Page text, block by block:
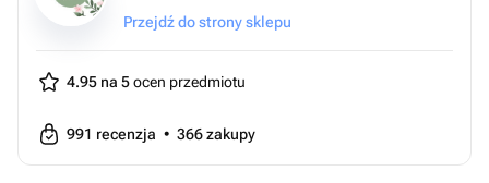
Przejdź do strony sklepu
4.95 na 5ocen przedmiotu
991 recenzja • 366zakupy